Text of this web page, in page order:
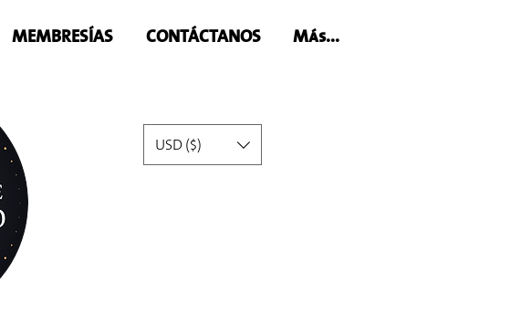
MEMBRESÍAS CONTÁCTANOS Más...
USD ($)